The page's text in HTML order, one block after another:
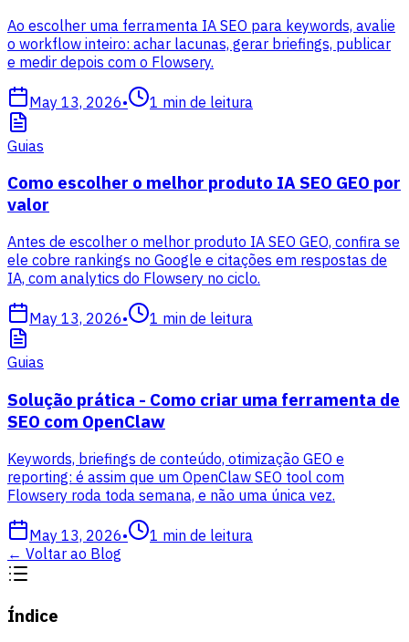
Ao escolher uma ferramenta IA SEO para keywords, avalie
o workflow inteiro: achar lacunas, gerar briefings, publicar
e medir depois com o Flowsery.
May 13, 2026• 1 min de leitura
Guias
Como escolher o melhor produto IA SEO GEO por
valor
Antes de escolher o melhor produto IA SEO GEO, confira se
ele cobre rankings no Google e citações em respostas de
IA, com analytics do Flowsery no ciclo.
May 13, 2026• 1 min de leitura
Guias
Solução prática - Como criar uma ferramenta de
SEO com OpenClaw
Keywords, briefings de conteúdo, otimização GEO e
reporting: é assim que um OpenClaw SEO tool com
Flowsery roda toda semana, e não uma única vez.
May 13, 2026• 1 min de leitura
← Voltar ao Blog
Índice